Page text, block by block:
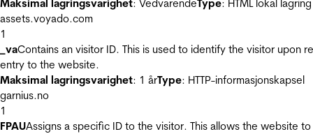
Maksimal lagringsvarighet: VedvarendeType: HTML lokal lagring
assets.voyado.com
1
_vaContains an visitor ID. This is used to identify the visitor upon
entry to the website.
Maksimal lagringsvarighet: 1 årType: HTTP-informasjonskapsel
garnius.no
1
FPAUAssigns a specific ID to the visitor. This allows the website to